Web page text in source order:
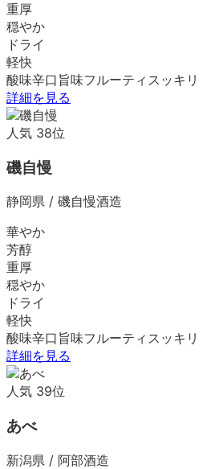
重厚
穏やか
ドライ
軽快
酸味辛口 旨味フルーティ スッキリ
詳細を見る
人気 38位
磯自慢
静岡県 / 磯自慢酒造
華やか
芳醇
重厚
穏やか
ドライ
軽快
酸味辛口 旨味フルーティ スッキリ
詳細を見る
人気 39位
あべ
新潟県 / 阿部酒造